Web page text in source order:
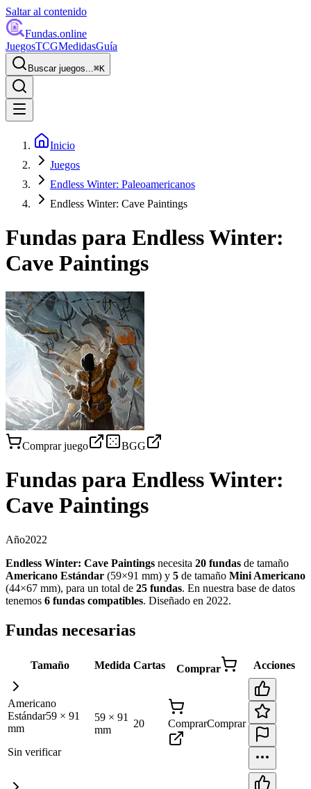
Saltar al contenido
Fundas.online
JuegosTCGMedidasGuía
Buscar juegos...⌘K
Inicio
Juegos
Endless Winter: Paleoamericanos
Endless Winter: Cave Paintings
Fundas para Endless Winter:
Cave Paintings
Comprar juego BGG
Fundas para Endless Winter:
Cave Paintings
Año2022
Endless Winter: Cave Paintings necesita 20 fundas de tamaño
Americano Estándar (59×91 mm) y 5 de tamaño Mini Americano
(44×67 mm), para un total de 25 fundas. En nuestra base de datos
tenemos 6 fundas compatibles. Diseñado en 2022.
Fundas necesarias
Tamaño Medida Cartas Comprar Acciones
Americano
Estándar59 × 91
mm
Sin verificar
59 × 91
mm
20 ComprarComprar